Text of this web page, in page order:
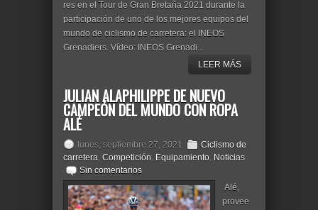
res en el Tour de Gran Bretaña 2021 durante la
participación de uno de los mejores equipos del
mundo de ciclismo de carretera: el INEOS
Grenadiers. Vídeo: INEOS Grenadi...
LEER MÁS
JULIAN ALAPHILIPPE DE NUEVO
CAMPEÓN DEL MUNDO CON ROPA
ALÉ
lunes, septiembre 27, 2021
Ciclismo de
carretera, Competición, Equipamiento, Noticias
Sin comentarios
Alé,
provee